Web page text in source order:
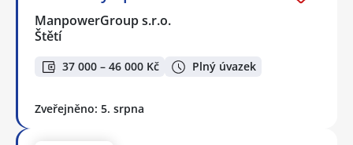
ManpowerGroup s.r.o.
Štětí
37 000 – 46 000 Kč Plný úvazek
Zveřejněno: 5. srpna